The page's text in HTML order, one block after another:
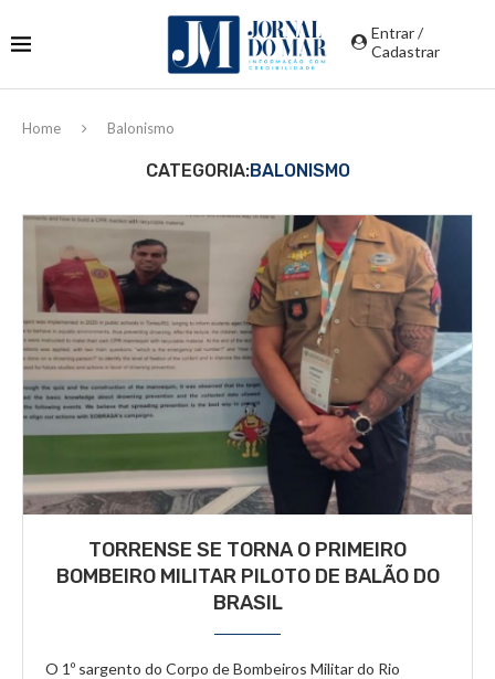
Entrar /
Cadastrar
Home Balonismo
CATEGORIA:BALONISMO
TORRENSE SE TORNA O PRIMEIRO
BOMBEIRO MILITAR PILOTO DE BALÃO DO
BRASIL
O 1º sargento do Corpo de Bombeiros Militar do Rio